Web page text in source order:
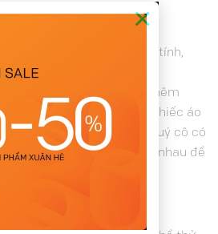
×
nữ
động, trẻ trung và cá tính,
chiếc áo khoác len
. Với thiết kế được LEIKA thêm
có thể mặc như một chiếc áo
chiếc áo khoác. Các quý cô có
dáng và màu sắc khác nhau để
của mình.